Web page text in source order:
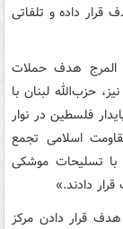
داده و تلفاتی
المرج هدف حملات
حزب‌الله لبنان با
فلسطین در نوار
اسلامی تجمع
با تسلیحات موشکی
دادند.»
قرار دادن مرکز